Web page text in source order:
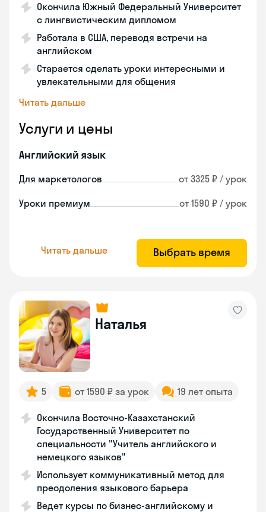
Окончила Южный Федеральный Университет
с лингвистическим дипломом
Работала в США, переводя встречи на
английском
Старается сделать уроки интересными и
увлекательными для общения
Читать дальше
Услуги и цены
Английский язык
Для маркетологов от 3325 ₽ / урок
Уроки премиум от 1590 ₽ / урок
Читать дальше Выбрать время
Наталья
5 от 1590 ₽ за урок 19 лет опыта
Окончила Восточно-Казахстанский
Государственный Университет по
специальности "Учитель английского и
немецкого языков"
Использует коммуникативный метод для
преодоления языкового барьера
Ведет курсы по бизнес-английскому и